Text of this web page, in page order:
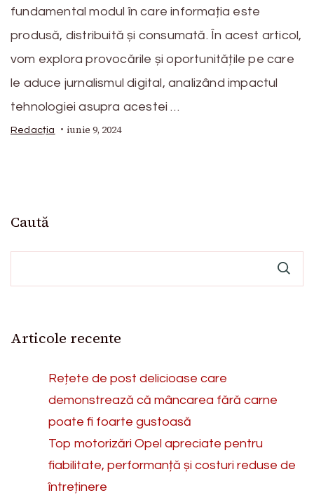
fundamental modul în care informația este
produsă, distribuită și consumată. În acest articol,
vom explora provocările și oportunitățile pe care
le aduce jurnalismul digital, analizând impactul
tehnologiei asupra acestei …
Redacția iunie 9, 2024
Caută
Articole recente
Rețete de post delicioase care
demonstrează că mâncarea fără carne
poate fi foarte gustoasă
Top motorizări Opel apreciate pentru
fiabilitate, performanță și costuri reduse de
întreținere